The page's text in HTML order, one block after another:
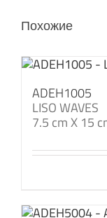
Похожие
ADEH1005
LISO WAVES
7.5 cm X 15